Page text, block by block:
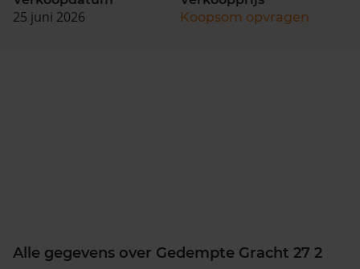
25 juni 2026
Koopsom opvragen
Alle gegevens over Gedempte Gracht 27 2